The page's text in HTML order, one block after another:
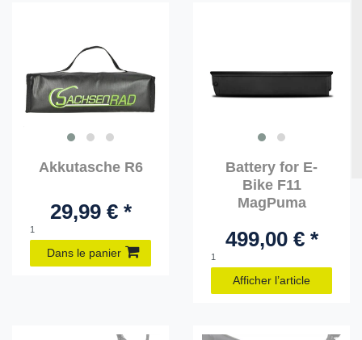
Akkutasche R6
29,99 € *
1
Dans le panier
Battery for E-
Bike F11
MagPuma
499,00 € *
1
Afficher l’article